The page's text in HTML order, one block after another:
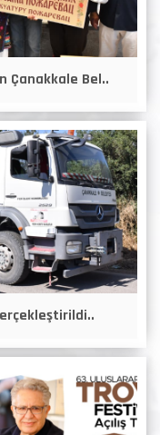
Çanakkale Bel..